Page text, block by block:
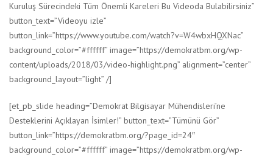
Kuruluş Sürecindeki Tüm Önemli Kareleri Bu Videoda Bulabilirsiniz”
button_text=”Videoyu izle”
button_link=”https://www.youtube.com/watch?v=W4wbxHQXNac”
background_color=”#ffffff” image=”https://demokratbm.org/wp-
content/uploads/2018/03/video-highlight.png” alignment=”center”
background_layout=”light” /]
[et_pb_slide heading=”Demokrat Bilgisayar Mühendisleri’ne
Desteklerini Açıklayan İsimler!” button_text=”Tümünü Gör”
button_link=”https://demokratbm.org/?page_id=24″
background_color=”#ffffff” image=”https://demokratbm.org/wp-